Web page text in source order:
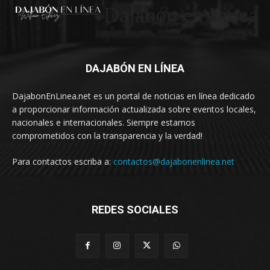
DAJABÓN EN LÍNEA
DajabonEnLinea.net es un portal de noticias en línea dedicado
a proporcionar información actualizada sobre eventos locales,
nacionales e internacionales. Siempre estamos
comprometidos con la transparencia y la verdad!
Para contactos escriba a: contactos@dajabonenlinea.net
REDES SOCIALES